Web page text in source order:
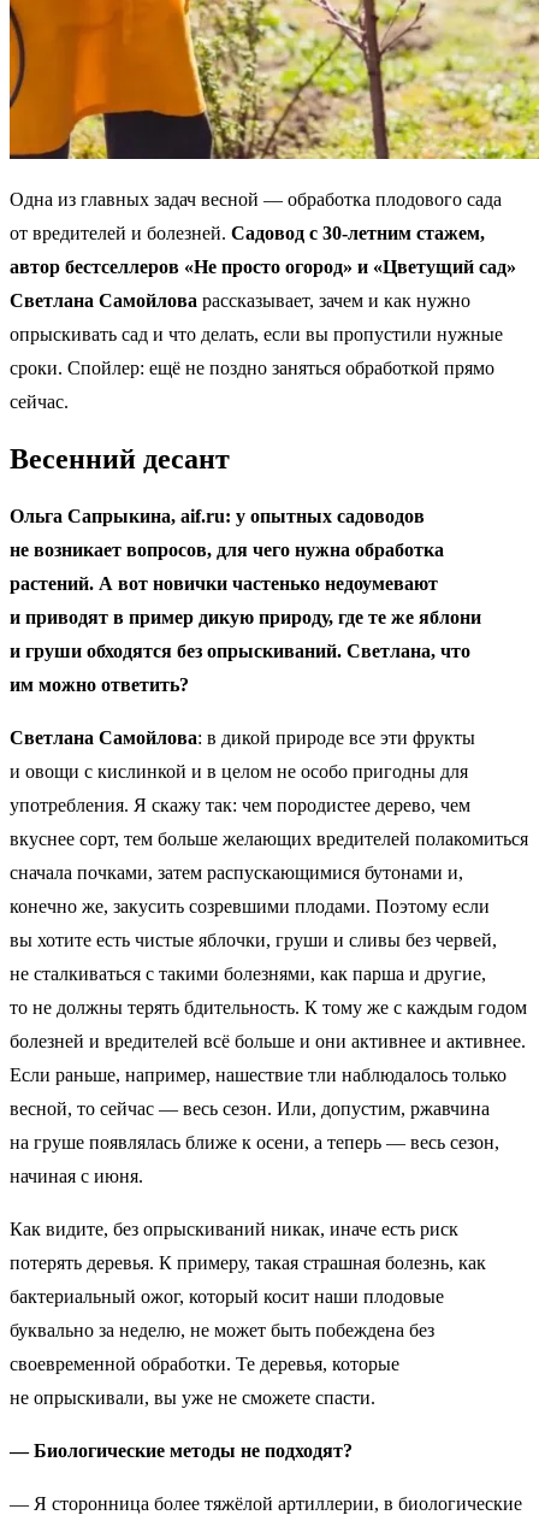
Одна из главных задач весной — обработка плодового сада
от вредителей и болезней. Садовод с 30-летним стажем,
автор бестселлеров «Не просто огород» и «Цветущий сад»
Светлана Самойлова рассказывает, зачем и как нужно
опрыскивать сад и что делать, если вы пропустили нужные
сроки. Спойлер: ещё не поздно заняться обработкой прямо
сейчас.
Весенний десант
Ольга Сапрыкина, aif.ru: у опытных садоводов
не возникает вопросов, для чего нужна обработка
растений. А вот новички частенько недоумевают
и приводят в пример дикую природу, где те же яблони
и груши обходятся без опрыскиваний. Светлана, что
им можно ответить?
Светлана Самойлова: в дикой природе все эти фрукты
и овощи с кислинкой и в целом не особо пригодны для
употребления. Я скажу так: чем породистее дерево, чем
вкуснее сорт, тем больше желающих вредителей полакомиться
сначала почками, затем распускающимися бутонами и,
конечно же, закусить созревшими плодами. Поэтому если
вы хотите есть чистые яблочки, груши и сливы без червей,
не сталкиваться с такими болезнями, как парша и другие,
то не должны терять бдительность. К тому же с каждым годом
болезней и вредителей всё больше и они активнее и активнее.
Если раньше, например, нашествие тли наблюдалось только
весной, то сейчас — весь сезон. Или, допустим, ржавчина
на груше появлялась ближе к осени, а теперь — весь сезон,
начиная с июня.
Как видите, без опрыскиваний никак, иначе есть риск
потерять деревья. К примеру, такая страшная болезнь, как
бактериальный ожог, который косит наши плодовые
буквально за неделю, не может быть побеждена без
своевременной обработки. Те деревья, которые
не опрыскивали, вы уже не сможете спасти.
— Биологические методы не подходят?
— Я сторонница более тяжёлой артиллерии, в биологические